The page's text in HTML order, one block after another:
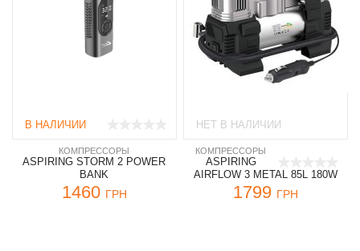
В НАЛИЧИИ
КОМПРЕССОРЫ
ASPIRING STORM 2 POWER
BANK
1460 ГРН
НЕТ В НАЛИЧИИ
КОМПРЕССОРЫ
ASPIRING
AIRFLOW 3 METAL 85L 180W
1799 ГРН